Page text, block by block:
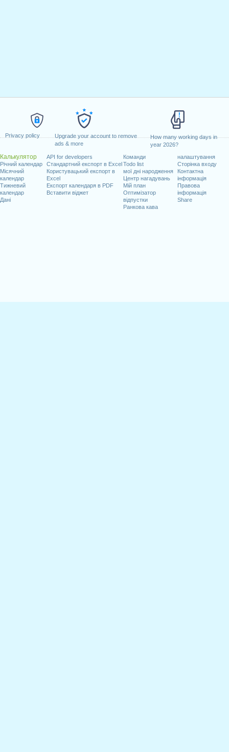
Privacy policy
Upgrade your account to remove
ads & more
How many working days in
year 2026?
Калькулятор
Річний календар
Місячний
календар
Тижневий
календар
Дані
API for developers
Стандартний експорт в Excel
Користувацький експорт в
Excel
Експорт календаря в PDF
Вставити віджет
Команди
Todo list
мої дні народження
Центр нагадувань
Мій план
Оптимізатор
відпустки
Ранкова кава
налаштування
Сторінка входу
Контактна
інформація
Правова
інформація
Share